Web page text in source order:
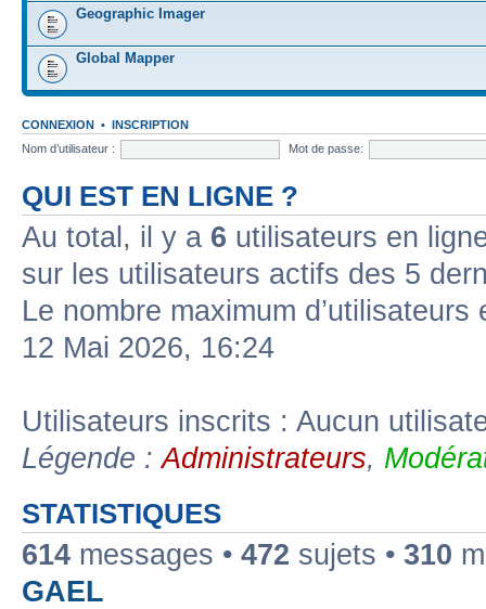
Geographic Imager
Global Mapper
CONNEXION • INSCRIPTION
Nom d’utilisateur :
Mot de passe:
QUI EST EN LIGNE ?
Au total, il y a 6 utilisateurs en
sur les utilisateurs actifs des 5
Le nombre maximum
12 Mai 2026, 16:24
Utilisateurs inscrits : Aucun
Légende :Administrateurs,
STATISTIQUES
614 messages • 472 sujets • 310
GAEL